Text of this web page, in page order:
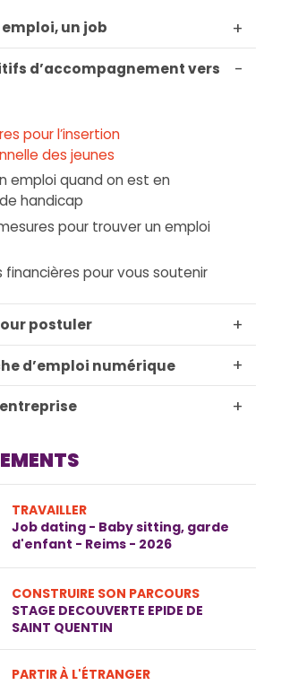
+
un job
-
d’accompagnement vers
pour l’insertion
des jeunes
emploi quand on est en
handicap
pour trouver un emploi
financières pour vous soutenir
+
postuler
+
d’emploi numérique
+
TRAVAILLER
Job dating - Baby sitting, garde
d'enfant - Reims - 2026
CONSTRUIRE SON PARCOURS
STAGE DECOUVERTE EPIDE DE
SAINT QUENTIN
PARTIR À L'ÉTRANGER